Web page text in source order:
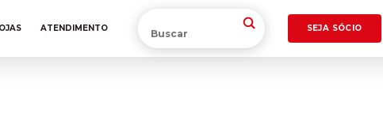
ATENDIMENTO SEJA SÓCIO